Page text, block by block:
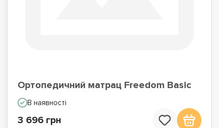
Ортопедичний матрац Freedom Basic
В наявності
3 696 грн